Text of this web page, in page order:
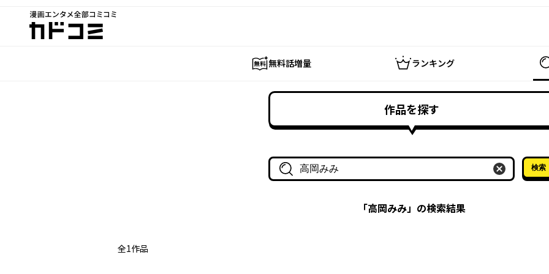
漫画エンタメ全部コミコミ
カドコミ
無料話増量 ランキング
作品を探す
作品名・作家名で探す
検索
「高岡みみ」の検索結果
全1作品